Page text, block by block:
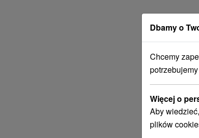
Dbamy o
Chcemy
Więcej o
Aby
plików